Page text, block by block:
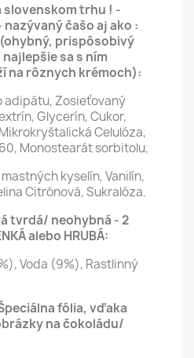
trhu ! -
- nazývaný čašo aj ako :
prispôsobivý
sa s ním
na rôznych krémoch):
adipátu, Zosieťovaný
Glycerín, Cukor,
Celulóza,
Monostearát sorbitolu,
kyselín, Vanilín,
Citrónová, Sukralóza.
tvrdá/ neohybná - 2
alebo HRUBÁ:
Voda (9%), Rastlinný
fólia, vďaka
na čokoládu/